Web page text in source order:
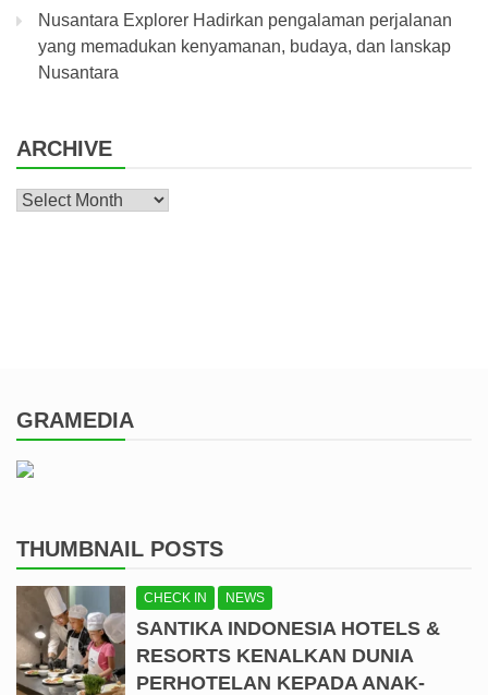
Nusantara Explorer Hadirkan pengalaman perjalanan
yang memadukan kenyamanan, budaya, dan lanskap
Nusantara
ARCHIVE
Archive
GRAMEDIA
THUMBNAIL POSTS
CHECK IN NEWS
SANTIKA INDONESIA HOTELS &
RESORTS KENALKAN DUNIA
PERHOTELAN KEPADA ANAK-